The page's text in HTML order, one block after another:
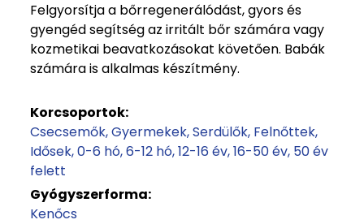
Felgyorsítja a bőrregenerálódást, gyors és
gyengéd segítség az irritált bőr számára vagy
kozmetikai beavatkozásokat követően. Babák
számára is alkalmas készítmény.
Korcsoportok:
Csecsemők Gyermekek Serdülők Felnőttek
Idősek 0-6 hó 6-12 hó 12-16 év 16-50 év 50 év
felett
Gyógyszerforma:
Kenőcs